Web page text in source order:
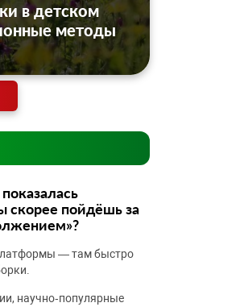
в детском
методы
скорее пойдёшь за
— там быстро
научно‑популярные